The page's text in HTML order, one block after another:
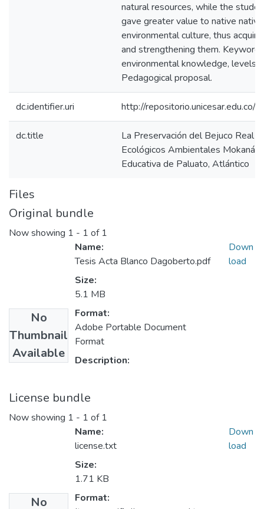
natural resources, while the
gave greater value to native
environmental culture, thus
and strengthening them.
environmental knowledge, levels
Pedagogical proposal.
dc.identifier.uri http://
dc.title
La Preservación del Bejuco Real
Ecológicos Ambientales Mokaná,
Educativa de Paluato, Atlántico
Files
Original bundle
Now showing 1 - 1 of 1
No
Thumbnail
Available
Name:
Tesis Acta Blanco Dagoberto.pdf
Size:
5.1 MB
Format:
Adobe Portable Document
Format
Description:
Down
load
License bundle
Now showing 1 - 1 of 1
No
Name:
license.txt
Size:
1.71 KB
Format:
Down
load